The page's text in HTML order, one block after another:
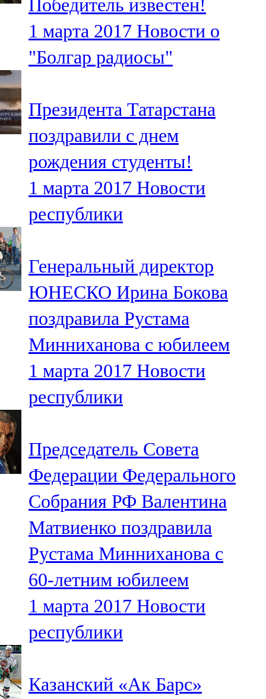
Победитель известен!
1 марта 2017 Новости о
"Болгар радиосы"
Президента Татарстана
поздравили с днем
рождения студенты!
1 марта 2017 Новости
республики
Генеральный директор
ЮНЕСКО Ирина Бокова
поздравила Рустама
Минниханова с юбилеем
1 марта 2017 Новости
республики
Председатель Совета
Федерации Федерального
Собрания РФ Валентина
Матвиенко поздравила
Рустама Минниханова с
60-летним юбилеем
1 марта 2017 Новости
республики
Казанский «Ак Барс»